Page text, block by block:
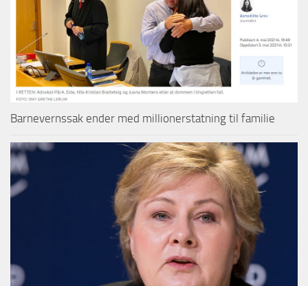
Barnevernssak ender med millionerstatning til familie